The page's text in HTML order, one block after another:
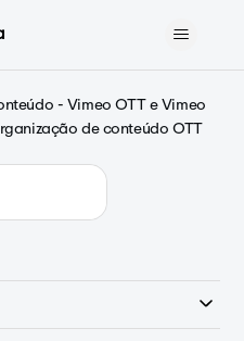
- Vimeo OTT e Vimeo
de conteúdo OTT